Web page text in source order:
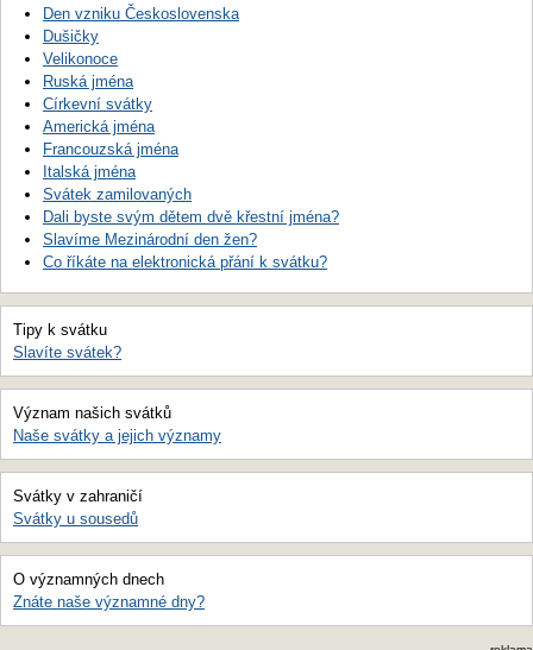
Den vzniku Československa
Dušičky
Velikonoce
Ruská jména
Církevní svátky
Americká jména
Francouzská jména
Italská jména
Svátek zamilovaných
Dali byste svým dětem dvě křestní jména?
Slavíme Mezinárodní den žen?
Co říkáte na elektronická přání k svátku?
Tipy k svátku
Slavíte svátek?
Význam našich svátků
Naše svátky a jejich významy
Svátky v zahraničí
Svátky u sousedů
O významných dnech
Znáte naše významné dny?